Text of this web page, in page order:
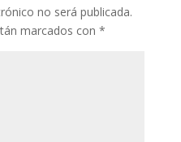
no será publicada.
marcados con *